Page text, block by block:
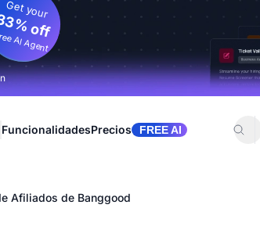
Get your
off
AI Agent
FuncionalidadesPrecios FREE AI
Afiliados de Banggood